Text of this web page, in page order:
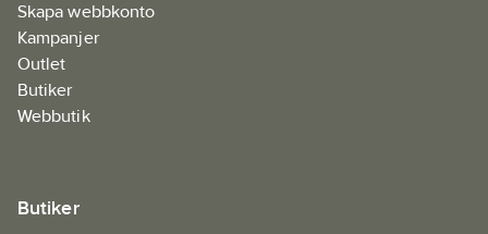
Skapa webbkonto
Kampanjer
Outlet
Butiker
Webbutik
Butiker